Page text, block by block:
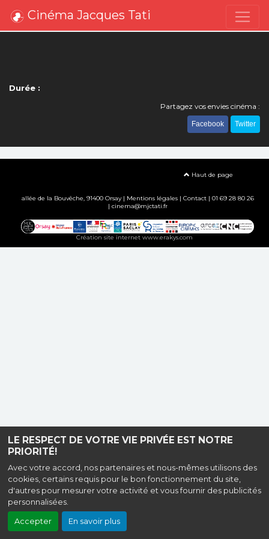
LE RESPECT DE VOTRE VIE PRIVÉE EST NOTRE
PRIORITÉ!
Avec votre accord, nos partenaires et nous-mêmes utilisons des
cookies, certains requis pour le bon fonctionnement du site,
d'autres pour mesurer votre activité et vous fournir des publicités
personnalisées.
Accepter En savoir plus
Cinéma Jacques Tati
Durée :
Partagez vos envies cinéma :
Facebook Twitter
Haut de page
allée de la Bouvêche, 91400 Orsay | Mentions légales| Contact| 01 69 28 80 26
| cinema@mjctati.fr
Création site internet www.erakys.com